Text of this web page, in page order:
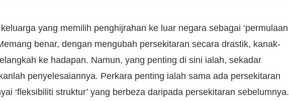
yang memilih penghijrahan ke luar negara sebagai ‘permulaan
benar, dengan mengubah persekitaran secara drastik, kanak-
ke hadapan. Namun, yang penting di sini ialah, sekadar
penyelesaiannya. Perkara penting ialah sama ada persekitaran
‘fleksibiliti struktur’ yang berbeza daripada persekitaran sebelumnya.